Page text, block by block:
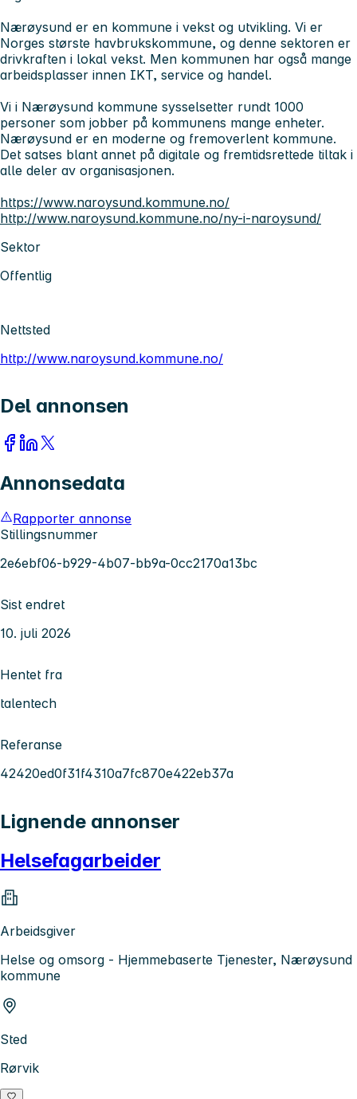
Nærøysund er en kommune i vekst og utvikling. Vi er
Norges største havbrukskommune, og denne sektoren er
drivkraften i lokal vekst. Men kommunen har også mange
arbeidsplasser innen IKT, service og handel.
Vi i Nærøysund kommune sysselsetter rundt 1000
personer som jobber på kommunens mange enheter.
Nærøysund er en moderne og fremoverlent kommune.
Det satses blant annet på digitale og fremtidsrettede tiltak i
alle deler av organisasjonen.
https://www.naroysund.kommune.no/
http://www.naroysund.kommune.no/ny-i-naroysund/
Sektor
Offentlig
Nettsted
http://www.naroysund.kommune.no/
Del annonsen
Annonsedata
Rapporter annonse
Stillingsnummer
2e6ebf06-b929-4b07-bb9a-0cc2170a13bc
Sist endret
10. juli 2026
Hentet fra
talentech
Referanse
42420ed0f31f4310a7fc870e422eb37a
Lignende annonser
Helsefagarbeider
Arbeidsgiver
Helse og omsorg - Hjemmebaserte Tjenester, Nærøysund
kommune
Sted
Rørvik